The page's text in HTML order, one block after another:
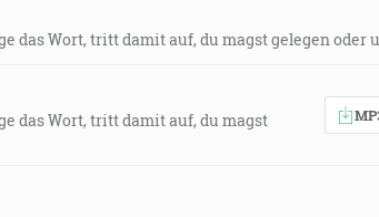
das Wort, tritt damit auf, du magst gelegen oder
das Wort, tritt damit auf, du magst